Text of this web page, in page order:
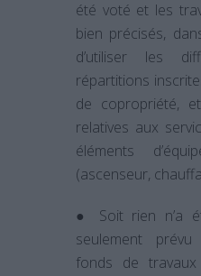
été voté et les
bien précisés,
d’utiliser les
répartitions
de copropriété,
relatives aux
éléments
(ascenseur,
● Soit rien n’a
seulement
fonds de